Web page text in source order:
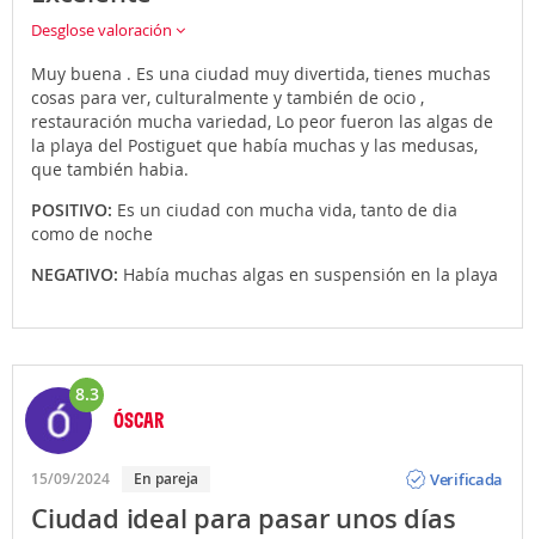
Desglose valoración
Muy buena . Es una ciudad muy divertida, tienes muchas
cosas para ver, culturalmente y también de ocio ,
restauración mucha variedad, Lo peor fueron las algas de
la playa del Postiguet que había muchas y las medusas,
que también habia.
POSITIVO: Es un ciudad con mucha vida, tanto de dia
como de noche
NEGATIVO: Había muchas algas en suspensión en la playa
8.3
ÓSCAR
15/09/2024 En pareja
Verificada
Ciudad ideal para pasar unos días